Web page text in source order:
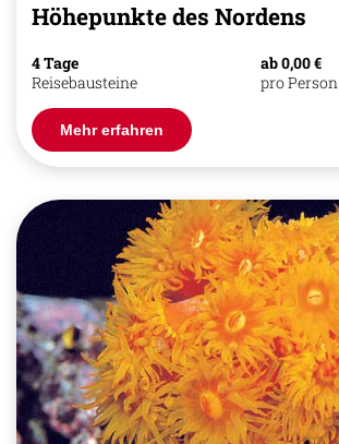
Höhepunkte des Nordens
4 Tage
Reisebausteine
ab 0,00 €
pro Person
Mehr erfahren